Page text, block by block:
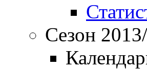
Сезон